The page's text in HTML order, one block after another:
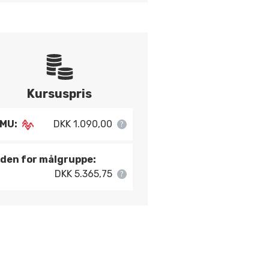
Kursuspris
DKK 1.090,00
for målgruppe:
DKK 5.365,75